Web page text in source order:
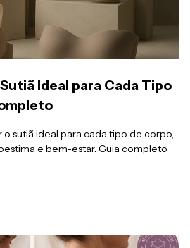
Ideal para Cada Tipo
sutiã ideal para cada tipo de corpo,
e bem-estar. Guia completo